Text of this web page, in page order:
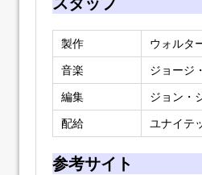
製作
ウォルタ
音楽
ジョージ
編集
ジョン・
配給
ユナイテ
参考サイト